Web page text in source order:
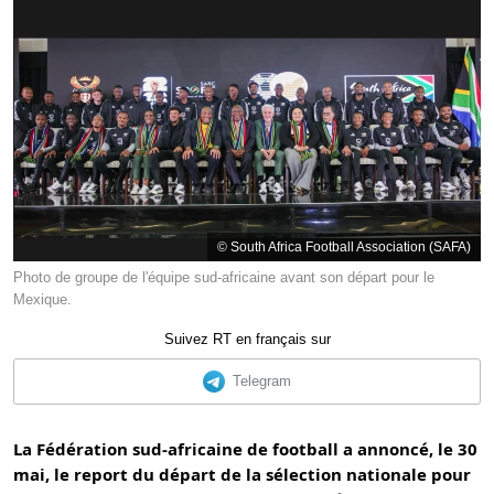
© South Africa Football Association (SAFA)
Photo de groupe de l'équipe sud-africaine avant son départ pour le
Mexique.
Suivez RT en français sur
Telegram
La Fédération sud-africaine de football a annoncé, le 30
mai, le report du départ de la sélection nationale pour